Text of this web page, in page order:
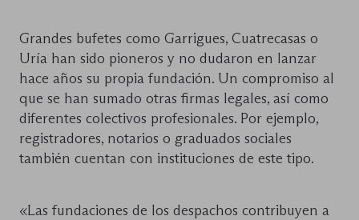
Grandes bufetes como Garrigues, Cuatrecasas o
Uría han sido pioneros y no dudaron en lanzar
hace años su propia fundación. Un compromiso al
que se han sumado otras firmas legales, así como
diferentes colectivos profesionales. Por ejemplo,
registradores, notarios o graduados sociales
también cuentan con instituciones de este tipo.
«Las fundaciones de los despachos contribuyen a